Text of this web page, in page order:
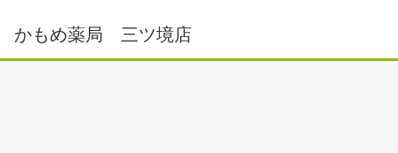
かもめ薬局 三ツ境店